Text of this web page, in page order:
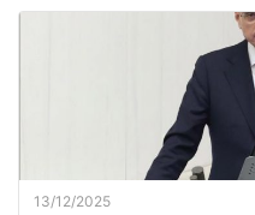
13/12/2025